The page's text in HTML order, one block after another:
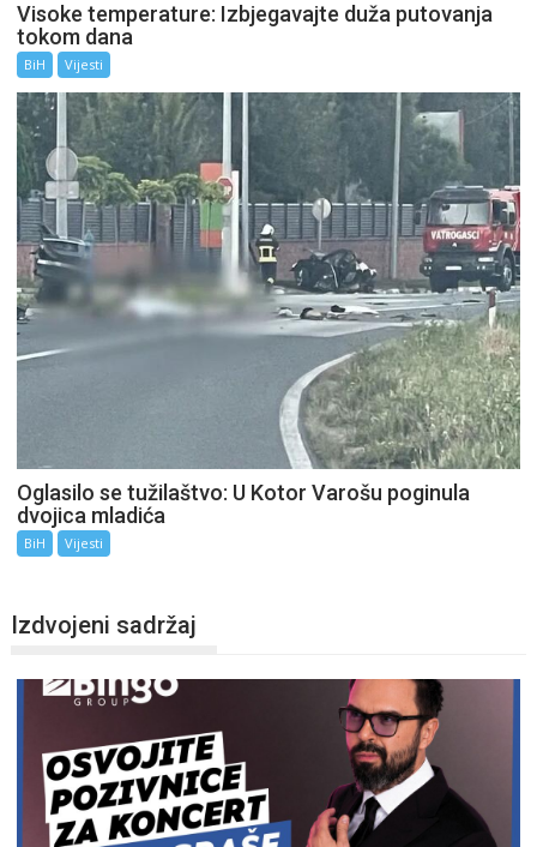
Visoke temperature: Izbjegavajte duža putovanja
tokom dana
BiH Vijesti
Oglasilo se tužilaštvo: U Kotor Varošu poginula
dvojica mladića
BiH Vijesti
Izdvojeni sadržaj